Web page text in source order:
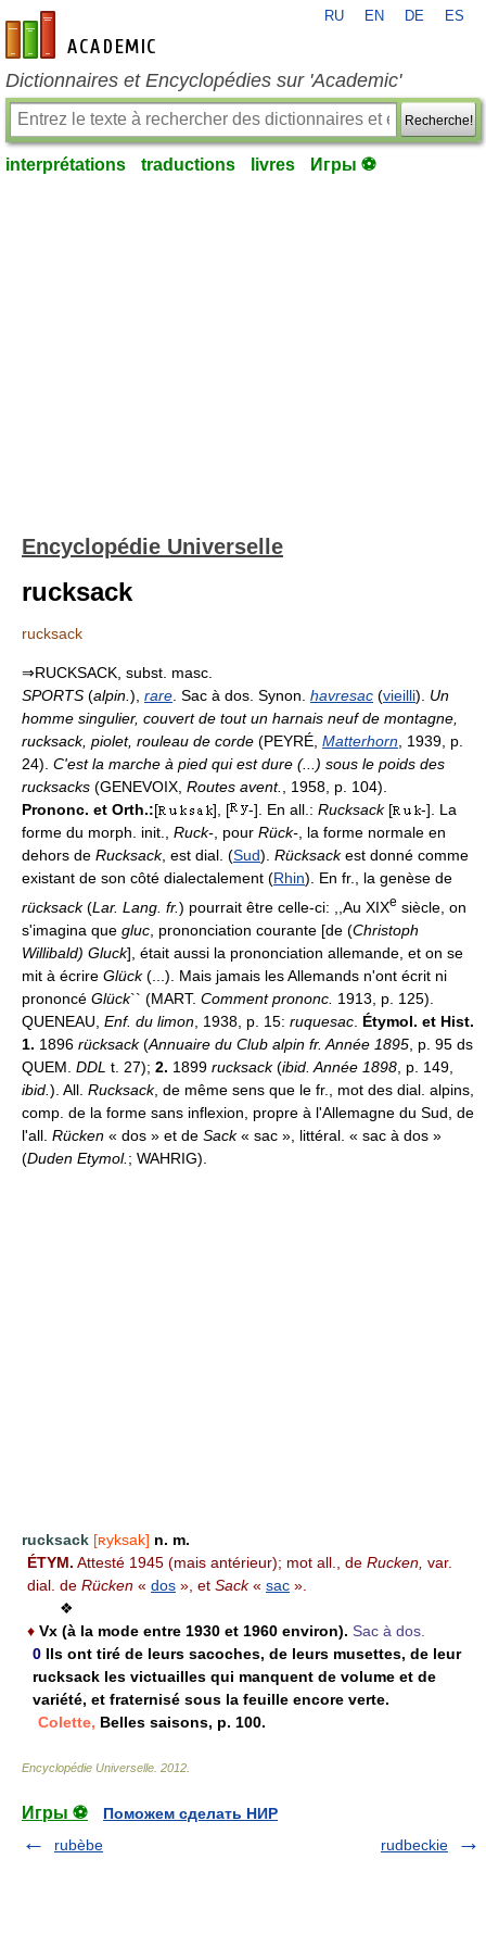
fr-academic.com
RU EN DE ES
Dictionnaires et Encyclopédies sur 'Academic'
Recherche!
interprétations traductions livres Игры ⚽
Encyclopédie Universelle
rucksack
rucksack
⇒RUCKSACK, subst. masc.
SPORTS (alpin. ), rare . Sac à dos. Synon. havresac (vieilli). Un
homme singulier, couvert de tout un harnais neuf de montagne,
rucksack, piolet, rouleau de corde (PEYRÉ, Matterhorn , 1939, p.
24). C'est la marche à pied qui est dure (...) sous le poids des
rucksacks (GENEVOIX, Routes avent.
, 1958, p. 104).
Prononc. et Orth.:[ ], [ -]. En all.: Rucksack[
-]. La
forme du morph. init., Ruck- , pour Rück- , la forme normale en
dehors de Rucksack, est dial. (Sud). Rücksackest donné comme
existant de son côté dialectalement (Rhin). En fr., la genèse de
rücksack(Lar. Lang. fr.) pourrait être celle-ci: ,,Au XIXe siècle, on
s'imagina que gluc , prononciation courante [de (Christoph
Willibald) Gluck], était aussi la prononciation allemande, et on se
mit à écrire Glück(...). Mais jamais les Allemands n'ont écrit ni
prononcé Glück`` (MART. Comment prononc. 1913, p. 125).
QUENEAU, Enf. du limon , 1938, p. 15: ruquesac Étymol. et Hist.
1. 1896 rücksack(Annuaire du Club alpin fr. Année 1895 , p. 95 ds
QUEM. DDL t. 27); 2. 1899 rucksack(ibid. Année 1898 , p. 149,
ibid. ). All. Rucksack, de même sens que le fr., mot des dial. alpins,
comp. de la forme sans inflexion, propre à l'Allemagne du Sud, de
l'all. Rücken « dos » et de Sack« sac », littéral. « sac à dos »
(Duden Etymol. ; WAHRIG).
rucksack [ʀyksak] n. m.
ÉTYM. Attesté 1945 (mais antérieur); mot all., de Rucken, var.
dial. de Rücken « dos », et Sack« sac ».
❖
♦ Vx (à la mode entre 1930 et 1960 environ). Sac à dos.
0 Ils ont tiré de leurs sacoches, de leurs musettes, de leur
rucksack les victuailles qui manquent de volume et de
variété, et fraternisé sous la feuille encore verte.
Colette, Belles saisons, p. 100.
Encyclopédie Universelle 2012
Игры ⚽
Поможем сделать НИР
rubèbe
rudbeckie